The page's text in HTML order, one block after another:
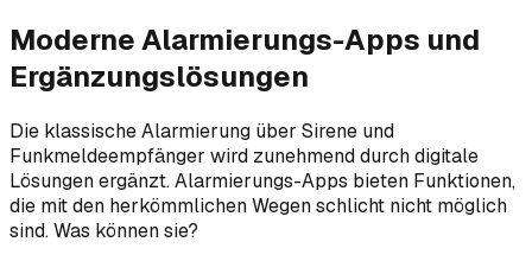
Moderne Alarmierungs-Apps und
Ergänzungslösungen
Die klassische Alarmierung über Sirene und
Funkmeldeempfänger wird zunehmend durch digitale
Lösungen ergänzt. Alarmierungs-Apps bieten Funktionen,
die mit den herkömmlichen Wegen schlicht nicht möglich
sind. Was können sie?